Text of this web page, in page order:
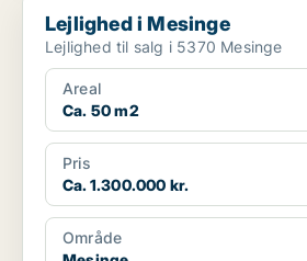
Lejlighed i Mesinge
Lejlighed til salg i 5370 Mesinge
Areal
Ca. 50 m2
Pris
Ca. 1.300.000 kr.
Område